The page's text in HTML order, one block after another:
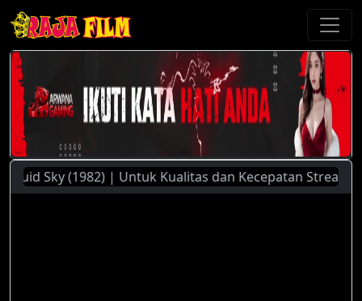
Sky (1982) | Untuk Kualitas dan Kecepatan Streaming